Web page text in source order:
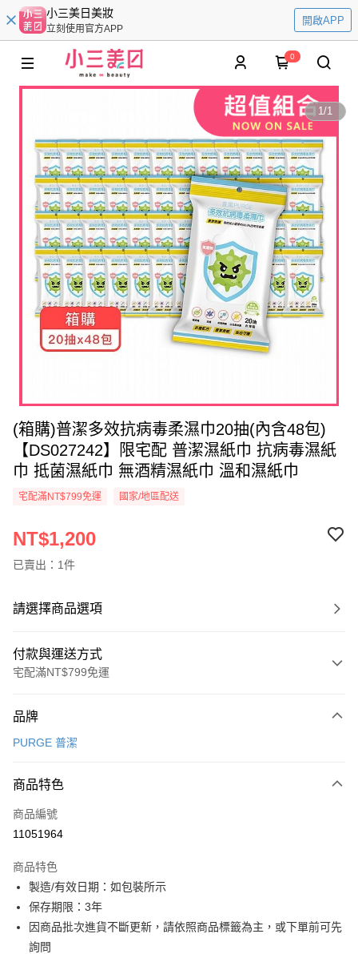
小三美日美妝
立刻使用官方APP
開啟APP
0
1/1
(箱購)普潔多效抗病毒柔濕巾20抽(內含48包)
【DS027242】限宅配 普潔濕紙巾 抗病毒濕紙
巾 抵菌濕紙巾 無酒精濕紙巾 溫和濕紙巾
宅配滿NT$799免運 國家/地區配送
NT$1,200
已賣出：1件
請選擇商品選項
付款與運送方式
宅配滿NT$799免運
信用卡一次付款
Apple Pay
街口支付
ATM付款
運送方式
宅配
品牌
PURGE 普潔
商品特色
商品編號
11051964
商品特色
製造/有效日期：如包裝所示
保存期限：3年
因商品批次進貨不斷更新，請依照商品標籤為主，或下單前可先
詢問